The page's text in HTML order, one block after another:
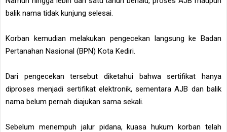
balik nama tidak kunjung selesai.
Korban kemudian melakukan pengecekan langsung ke Badan
Pertanahan Nasional (BPN) Kota Kediri.
Dari pengecekan tersebut diketahui bahwa sertifikat hanya
diproses menjadi sertifikat elektronik, sementara AJB dan balik
nama belum pernah diajukan sama sekali.
Sebelum menempuh jalur pidana, kuasa hukum korban telah